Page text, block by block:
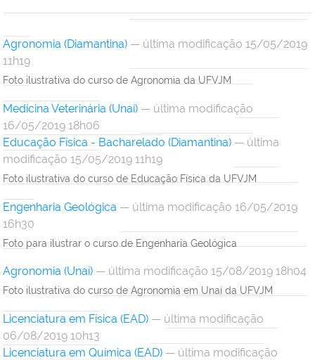
Agronomia (Diamantina) — última modificação 15/05/2019
11h19
Foto ilustrativa do curso de Agronomia da UFVJM
Medicina Veterinária (Unaí) — última modificação
16/05/2019 18h06
Educação Física - Bacharelado (Diamantina) — última
modificação 15/05/2019 11h19
Foto ilustrativa do curso de Educação Física da UFVJM
Engenharia Geológica — última modificação 16/05/2019
16h30
Foto para ilustrar o curso de Engenharia Geológica
Agronomia (Unaí) — última modificação 15/08/2019 18h04
Foto ilustrativa do curso de Agronomia em Unaí da UFVJM
Licenciatura em Física (EAD) — última modificação
06/08/2019 10h13
Licenciatura em Química (EAD) — última modificação